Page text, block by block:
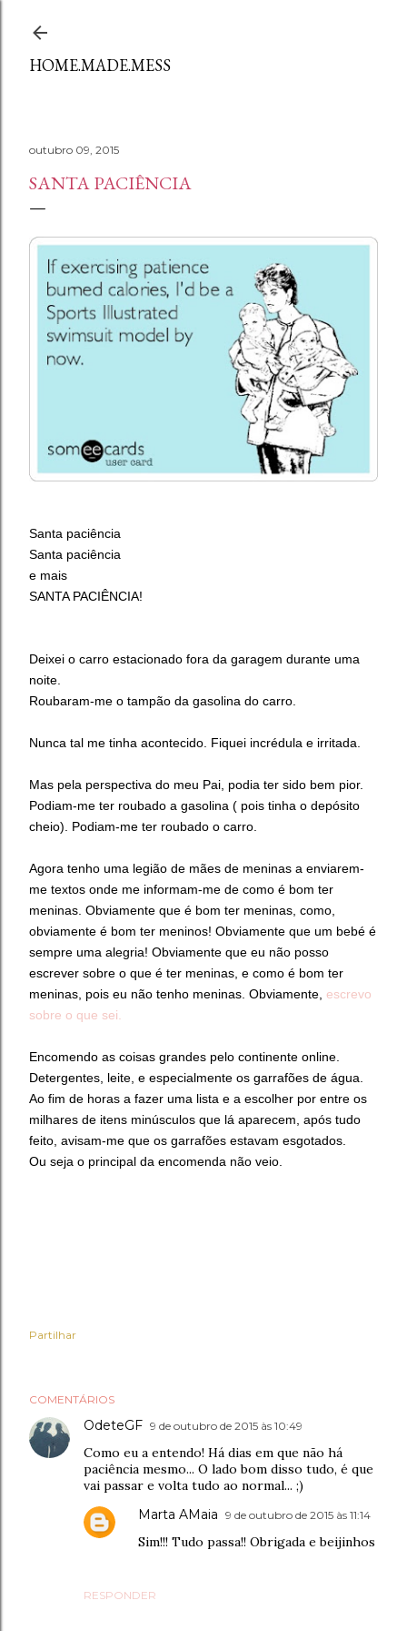
HOME.MADE.MESS
outubro 09, 2015
SANTA PACIÊNCIA
Santa paciência
Santa paciência
e mais
SANTA PACIÊNCIA!
Deixei o carro estacionado fora da garagem durante uma
noite.
Roubaram-me o tampão da gasolina do carro.
Nunca tal me tinha acontecido. Fiquei incrédula e irritada.
Mas pela perspectiva do meu Pai, podia ter sido bem pior.
Podiam-me ter roubado a gasolina ( pois tinha o depósito
cheio). Podiam-me ter roubado o carro.
Agora tenho uma legião de mães de meninas a enviarem-
me textos onde me informam-me de como é bom ter
meninas. Obviamente que é bom ter meninas, como,
obviamente é bom ter meninos! Obviamente que um bebé é
sempre uma alegria! Obviamente que eu não posso
escrever sobre o que é ter meninas, e como é bom ter
meninas, pois eu não tenho meninas. Obviamente, escrevo
sobre o que sei.
Encomendo as coisas grandes pelo continente online.
Detergentes, leite, e especialmente os garrafões de água.
Ao fim de horas a fazer uma lista e a escolher por entre os
milhares de itens minúsculos que lá aparecem, após tudo
feito, avisam-me que os garrafões estavam esgotados.
Ou seja o principal da encomenda não veio.
Partilhar
COMENTÁRIOS
OdeteGF 9 de outubro de 2015 às 10:49
Como eu a entendo! Há dias em que não há
paciência mesmo... O lado bom disso tudo, é que
vai passar e volta tudo ao normal... ;)
RESPONDER
Marta AMaia 9 de outubro de 2015 às 11:14
Sim!!! Tudo passa!! Obrigada e beijinhos